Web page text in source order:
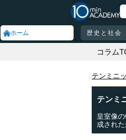
ホーム 歴史と社会
コラム
テンミニ
テンミ
皇室像
成され